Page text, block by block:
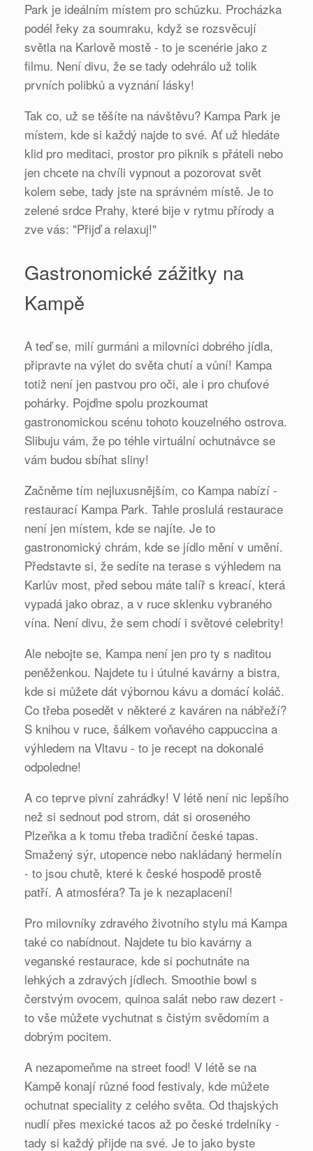
Park je ideálním místem pro schůzku. Procházka
podél řeky za soumraku, když se rozsvěcují
světla na Karlově mostě - to je scenérie jako z
filmu. Není divu, že se tady odehrálo už tolik
prvních polibků a vyznání lásky!
Tak co, už se těšíte na návštěvu? Kampa Park je
místem, kde si každý najde to své. Ať už hledáte
klid pro meditaci, prostor pro piknik s přáteli nebo
jen chcete na chvíli vypnout a pozorovat svět
kolem sebe, tady jste na správném místě. Je to
zelené srdce Prahy, které bije v rytmu přírody a
zve vás: "Přijď a relaxuj!"
Gastronomické zážitky na
Kampě
A teď se, milí gurmáni a milovníci dobrého jídla,
připravte na výlet do světa chutí a vůní! Kampa
totiž není jen pastvou pro oči, ale i pro chuťové
pohárky. Pojďme spolu prozkoumat
gastronomickou scénu tohoto kouzelného ostrova.
Slibuju vám, že po téhle virtuální ochutnávce se
vám budou sbíhat sliny!
Začněme tím nejluxusnějším, co Kampa nabízí -
restaurací Kampa Park. Tahle proslulá restaurace
není jen místem, kde se najíte. Je to
gastronomický chrám, kde se jídlo mění v umění.
Představte si, že sedíte na terase s výhledem na
Karlův most, před sebou máte talíř s kreací, která
vypadá jako obraz, a v ruce sklenku vybraného
vína. Není divu, že sem chodí i světové celebrity!
Ale nebojte se, Kampa není jen pro ty s naditou
peněženkou. Najdete tu i útulné kavárny a bistra,
kde si můžete dát výbornou kávu a domácí koláč.
Co třeba posedět v některé z kaváren na nábřeží?
S knihou v ruce, šálkem voňavého cappuccina a
výhledem na Vltavu - to je recept na dokonalé
odpoledne!
A co teprve pivní zahrádky! V létě není nic lepšího
než si sednout pod strom, dát si oroseného
Plzeňka a k tomu třeba tradiční české tapas.
Smažený sýr, utopence nebo nakládaný hermelín
- to jsou chutě, které k české hospodě prostě
patří. A atmosféra? Ta je k nezaplacení!
Pro milovníky zdravého životního stylu má Kampa
také co nabídnout. Najdete tu bio kavárny a
veganské restaurace, kde si pochutnáte na
lehkých a zdravých jídlech. Smoothie bowl s
čerstvým ovocem, quinoa salát nebo raw dezert -
to vše můžete vychutnat s čistým svědomím a
dobrým pocitem.
A nezapomeňme na street food! V létě se na
Kampě konají různé food festivaly, kde můžete
ochutnat speciality z celého světa. Od thajských
nudlí přes mexické tacos až po české trdelníky -
tady si každý přijde na své. Je to jako byste